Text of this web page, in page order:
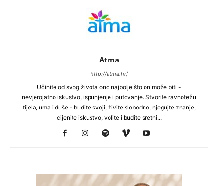
Atma
http://atma.hr/
Učinite od svog života ono najbolje što on može biti -
nevjerojatno iskustvo, ispunjenje i putovanje. Stvorite ravnotežu
tijela, uma i duše - budite svoji, živite slobodno, njegujte znanje,
cijenite iskustvo, volite i budite sretni...